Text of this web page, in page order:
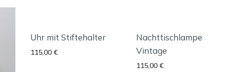
Uhr mit Stiftehalter
115,00€
Nachttischlampe
Vintage
115,00€